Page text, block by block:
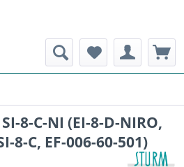
8-C-NI (EI-8-D-NIRO,
8-C, EF-006-60-501)